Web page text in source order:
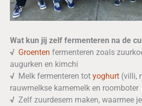
Wat kun jij zelf fermenteren na de
√ Groenten fermenteren zoals
augurken en kimchi
√ Melk fermenteren tot yoghurt (villi,
rauwmelkse karnemelk en roomboter
√ Zelf zuurdesem maken, waarmee je